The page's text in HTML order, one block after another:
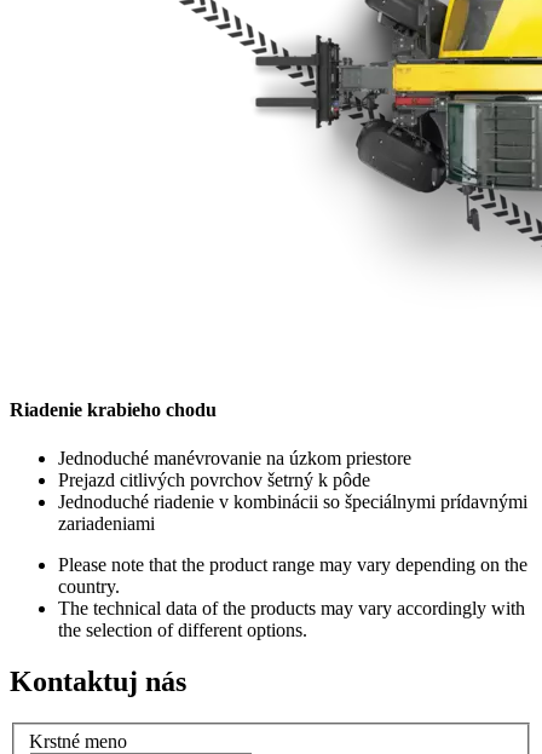
Riadenie krabieho chodu
Jednoduché manévrovanie na úzkom priestore
Prejazd citlivých povrchov šetrný k pôde
Jednoduché riadenie v kombinácii so špeciálnymi prídavnými
zariadeniami
Please note that the product range may vary depending on the
country.
The technical data of the products may vary accordingly with
the selection of different options.
Kontaktuj nás
Krstné meno